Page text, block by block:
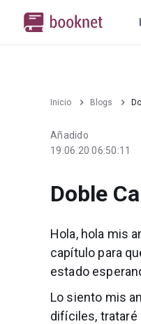
Inicio Blogs
Añadido
19.06.20 06:50:11
Doble
Hola, hola mis
capítulo para
estado
Lo siento mis
difíciles,